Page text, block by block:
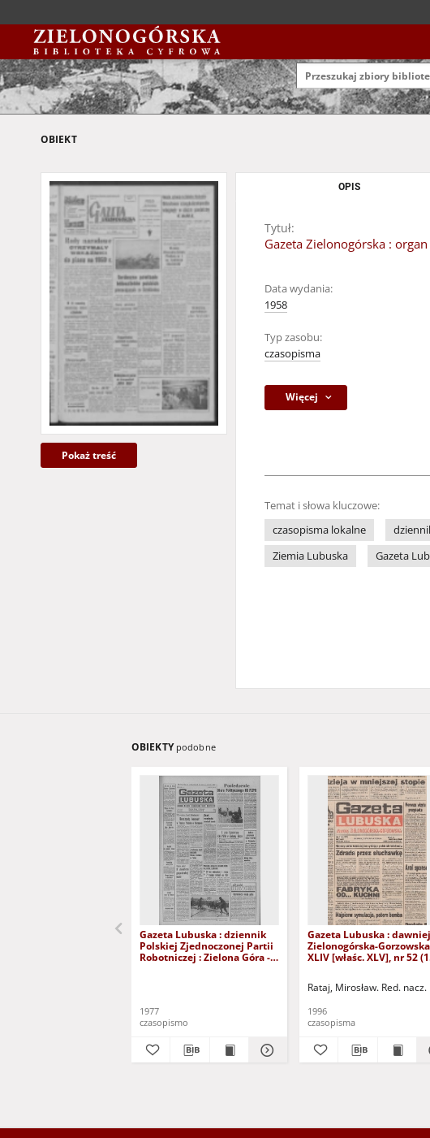
OBIEKT
Pokaż treść
OPIS
Tytuł:
Gazeta Zielonogórska :
Data wydania:
1958
Typ zasobu:
czasopisma
Więcej
Temat i słowa kluczowe:
czasopisma lokalne
Ziemia Lubuska
Gazeta
OBIEKTY podobne
Gazeta Lubuska : dziennik
Polskiej Zjednoczonej Partii
Robotniczej : Zielona Góra -
1977
czasopismo
Gazeta Lubuska : dawniej
Zielonogórska-
XLIV [właśc. XLV], nr 52 (1
Rataj, Mirosław. Red. nacz.
1996
czasopisma